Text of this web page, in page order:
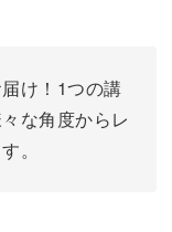
け！1つの講
な角度からレ
。